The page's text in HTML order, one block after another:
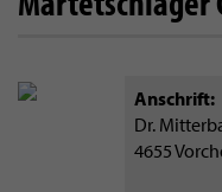
Anschrift
Dr.
4655